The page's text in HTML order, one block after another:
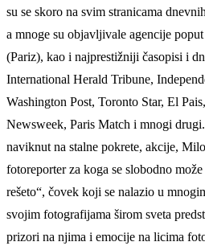
su se skoro na svim stranicama
a mnoge su objavljivale agencije
(Pariz), kao i najprestižniji časopisi i
International Herald Tribune,
Washington Post, Toronto Star, El
Newsweek, Paris Match i mnogi
naviknut na stalne pokrete, akcije,
fotoreporter za koga se slobodno
rešeto“, čovek koji se nalazio u
svojim fotografijama širom sveta
prizori na njima i emocije na licima